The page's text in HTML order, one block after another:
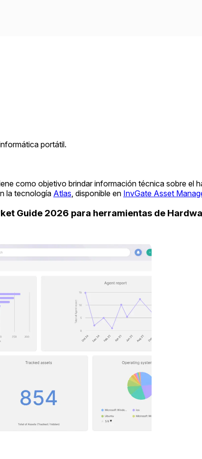
portátil.
como objetivo brindar información técnica sobre el
la tecnología Atlas , disponible en InvGate Asset
Guide 2026 para herramientas de